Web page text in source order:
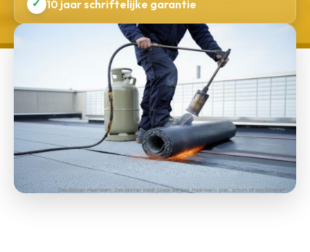
✓ 10 jaar schriftelijke garantie